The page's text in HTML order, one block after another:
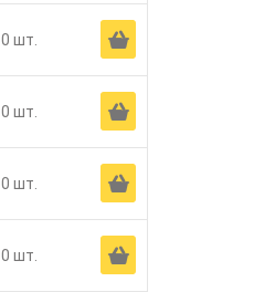
0 шт. Ä
0 шт. Ä
0 шт. Ä
0 шт. Ä